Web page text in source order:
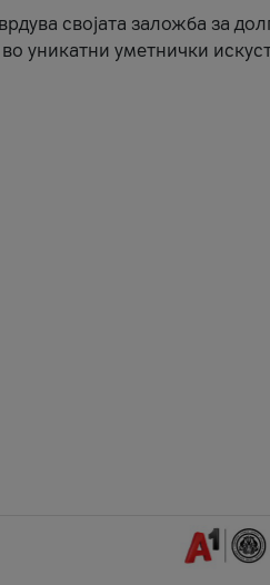
својата заложба за
уникатни уметнички